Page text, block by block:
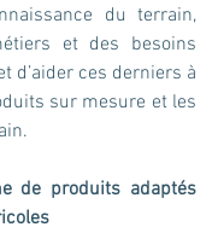
du terrain,
et des besoins
d’aider ces derniers à
sur mesure et les
de produits adaptés